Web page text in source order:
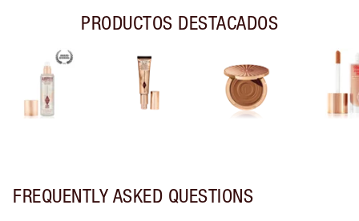
PRODUCTOS DESTACADOS
FREQUENTLY ASKED QUESTIONS